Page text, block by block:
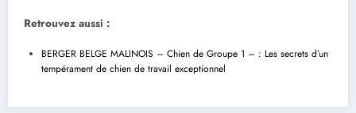
Retrouvez aussi :
BERGER BELGE MALINOIS – Chien de Groupe 1 – : Les secrets d’un
tempérament de chien de travail exceptionnel